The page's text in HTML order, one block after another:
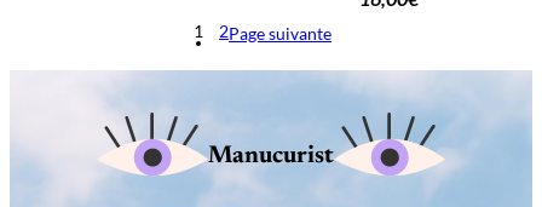
1 2Page suivante
Manucurist